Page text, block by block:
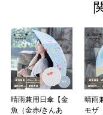
晴雨兼用日傘【金
魚（金赤/きんあ
晴雨
モザ